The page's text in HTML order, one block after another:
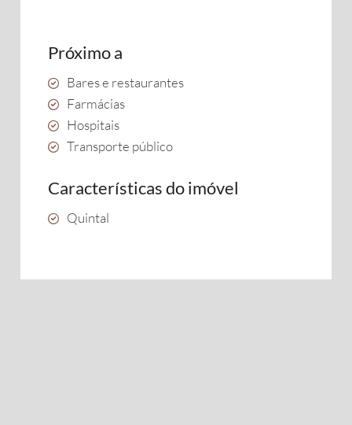
Próximo a
Bares e restaurantes
Farmácias
Hospitais
Transporte público
Características do imóvel
Quintal